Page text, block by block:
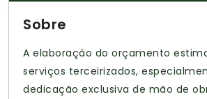
Sobre
A elaboração do orçamento
serviços terceirizados,
dedicação exclusiva de mão de